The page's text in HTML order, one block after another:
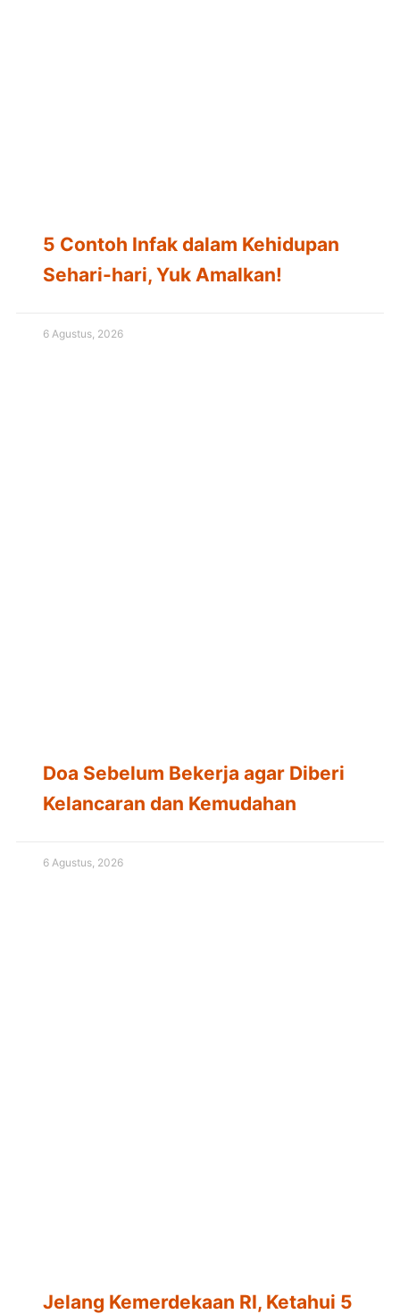
5 Contoh Infak dalam Kehidupan
Sehari-hari, Yuk Amalkan!
6 Agustus, 2026
Doa Sebelum Bekerja agar Diberi
Kelancaran dan Kemudahan
6 Agustus, 2026
Jelang Kemerdekaan RI, Ketahui 5